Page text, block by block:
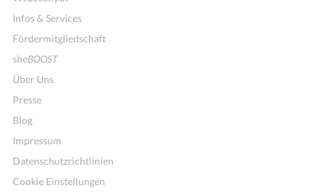
Infos & Services
Fördermitgliedschaft
sheBOOST
Über Uns
Presse
Blog
Impressum
Datenschutzrichtlinien
Cookie Einstellungen